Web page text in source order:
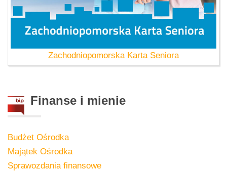
Zachodniopomorska Karta Seniora
Finanse i mienie
Budżet Ośrodka
Majątek Ośrodka
Sprawozdania finansowe